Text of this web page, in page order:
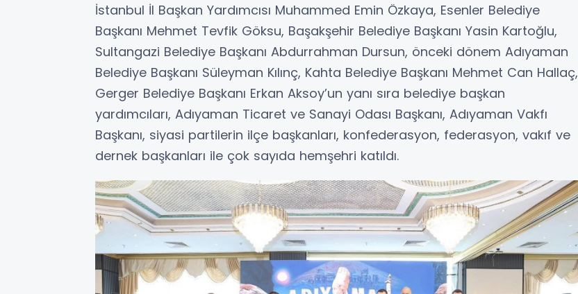
İstanbul İl Başkan Yardımcısı Muhammed Emin Özkaya, Esenler Belediye
Başkanı Mehmet Tevfik Göksu, Başakşehir Belediye Başkanı Yasin Kartoğlu,
Sultangazi Belediye Başkanı Abdurrahman Dursun, önceki dönem Adıyaman
Belediye Başkanı Süleyman Kılınç, Kahta Belediye Başkanı Mehmet Can Hallaç,
Gerger Belediye Başkanı Erkan Aksoy’un yanı sıra belediye başkan
yardımcıları, Adıyaman Ticaret ve Sanayi Odası Başkanı, Adıyaman Vakfı
Başkanı, siyasi partilerin ilçe başkanları, konfederasyon, federasyon, vakıf ve
dernek başkanları ile çok sayıda hemşehri katıldı.